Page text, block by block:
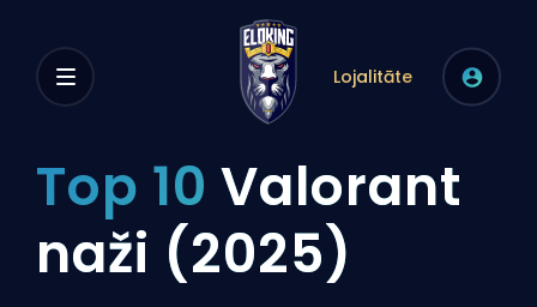
Lojalitāte
Top 10 Valorant
naži (2025)